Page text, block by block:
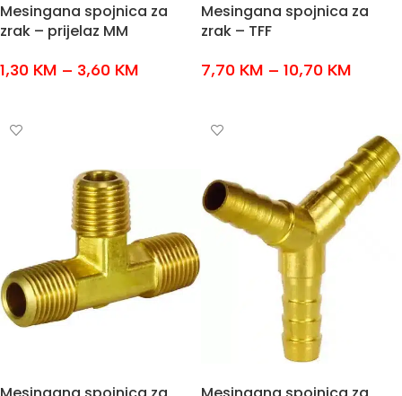
Mesingana spojnica za
zrak – prijelaz MM
1,30 KM – 3,60 KM
Mesingana spojnica za
zrak – TFF
7,70 KM – 10,70 KM